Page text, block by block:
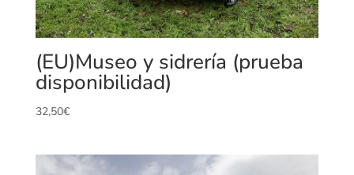
(EU)Museo y sidrería (prueba
disponibilidad)
32,50€